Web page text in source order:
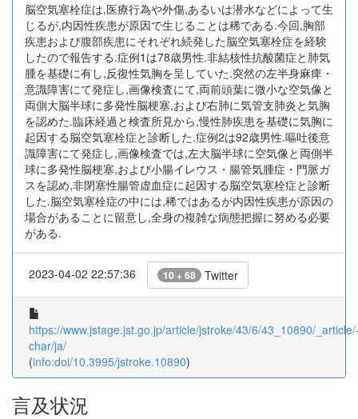
脳空気塞栓症は,医療行為や外傷,あるいは潜水などによって生
じるが,内因性疾患が原因で生じることは稀である.今回,胸部
疾患および腹部疾患にそれぞれ続発した脳空気塞栓症を経験
したので報告する.症例1は78歳男性.非結核性抗酸菌症と肺気
腫を基礎に有し,反復性気胸を呈していた.突然の左半身麻痺・
意識障害にて発症し,画像検査にて,両前頭葉に微小な空気像と
両側大脳半球に多発性脳梗塞,および右肺に気管支肺炎と気胸
を認めた.臨床経過と検査所見から,慢性肺疾患を基礎に気胸に
起因する脳空気塞栓症と診断した.症例2は92歳男性.嘔吐後意
識障害にて発症し,画像検査では,左大脳半球に空気像と両側半
球に多発性脳梗塞,および小腸イレウス・腸管気腫症・門脈ガ
スを認め,非閉塞性腸管虚血症に起因する脳空気塞栓症と診断
した.脳空気塞栓症の中には,稀ではあるが内因性疾患が原因の
場合があることに留意し,全身の複雑な病態把握に努める必要
がある.
2023-04-02 22:57:36 10 + 68 Twitter
https://www.jstage.jst.go.jp/article/jstroke/43/6/43_10890/
char/ja/
(info:doi/10.3995/jstroke.10890)
言及状況